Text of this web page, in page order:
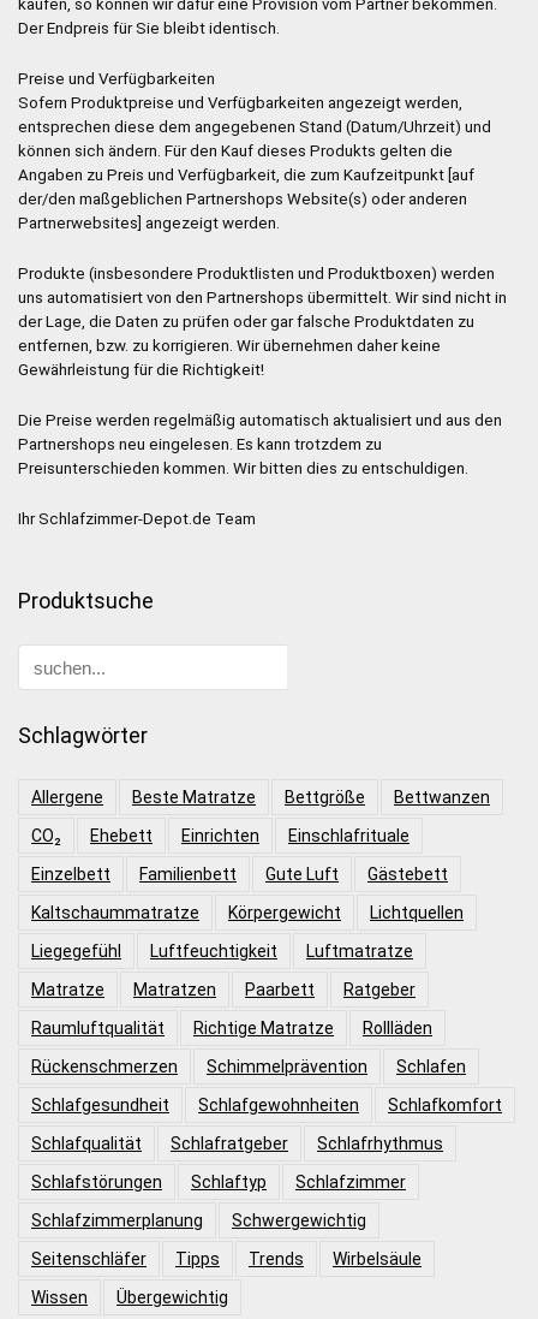
kaufen, so können wir dafür eine Provision vom Partner bekommen.
Der Endpreis für Sie bleibt identisch.
Preise und Verfügbarkeiten
Sofern Produktpreise und Verfügbarkeiten angezeigt werden,
entsprechen diese dem angegebenen Stand (Datum/Uhrzeit) und
können sich ändern. Für den Kauf dieses Produkts gelten die
Angaben zu Preis und Verfügbarkeit, die zum Kaufzeitpunkt [auf
der/den maßgeblichen Partnershops Website(s) oder anderen
Partnerwebsites] angezeigt werden.
Produkte (insbesondere Produktlisten und Produktboxen) werden
uns automatisiert von den Partnershops übermittelt. Wir sind nicht in
der Lage, die Daten zu prüfen oder gar falsche Produktdaten zu
entfernen, bzw. zu korrigieren. Wir übernehmen daher keine
Gewährleistung für die Richtigkeit!
Die Preise werden regelmäßig automatisch aktualisiert und aus den
Partnershops neu eingelesen. Es kann trotzdem zu
Preisunterschieden kommen. Wir bitten dies zu entschuldigen.
Ihr Schlafzimmer-Depot.de Team
Produktsuche
Schlagwörter
Allergene Beste Matratze Bettgröße
Bettwanzen
CO₂
Ehebett Einrichten
Einschlafrituale
Einzelbett
Familienbett Gute Luft
Gästebett
Kaltschaummatratze
Körpergewicht
Lichtquellen
Liegegefühl
Luftfeuchtigkeit
Luftmatratze
Matratze
Matratzen Paarbett
Ratgeber
Raumluftqualität
Richtige Matratze
Rollläden
Rückenschmerzen
Schimmelprävention
Schlafen
Schlafgesundheit
Schlafgewohnheiten
Schlafkomfort
Schlafqualität
Schlafratgeber
Schlafrhythmus
Schlafstörungen
Schlaftyp
Schlafzimmer
Schlafzimmerplanung
Schwergewichtig
Seitenschläfer
Tipps Trends
Wirbelsäule
Wissen
Übergewichtig